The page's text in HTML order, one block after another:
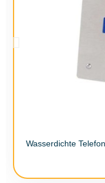
Wasserdichte